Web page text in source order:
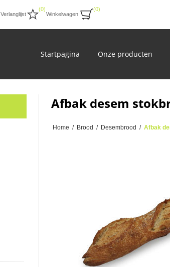
Verlanglijst
(0)
Winkelwagen
(0)
Startpagina Onze producten
Afbak desem
Home / Brood / Desembrood / Afbak